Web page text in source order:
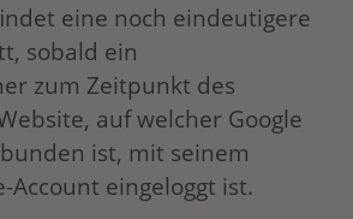
eine noch eindeutigere
sobald ein
zum Zeitpunkt des
auf welcher Google
ist, mit seinem
Account eingeloggt ist.